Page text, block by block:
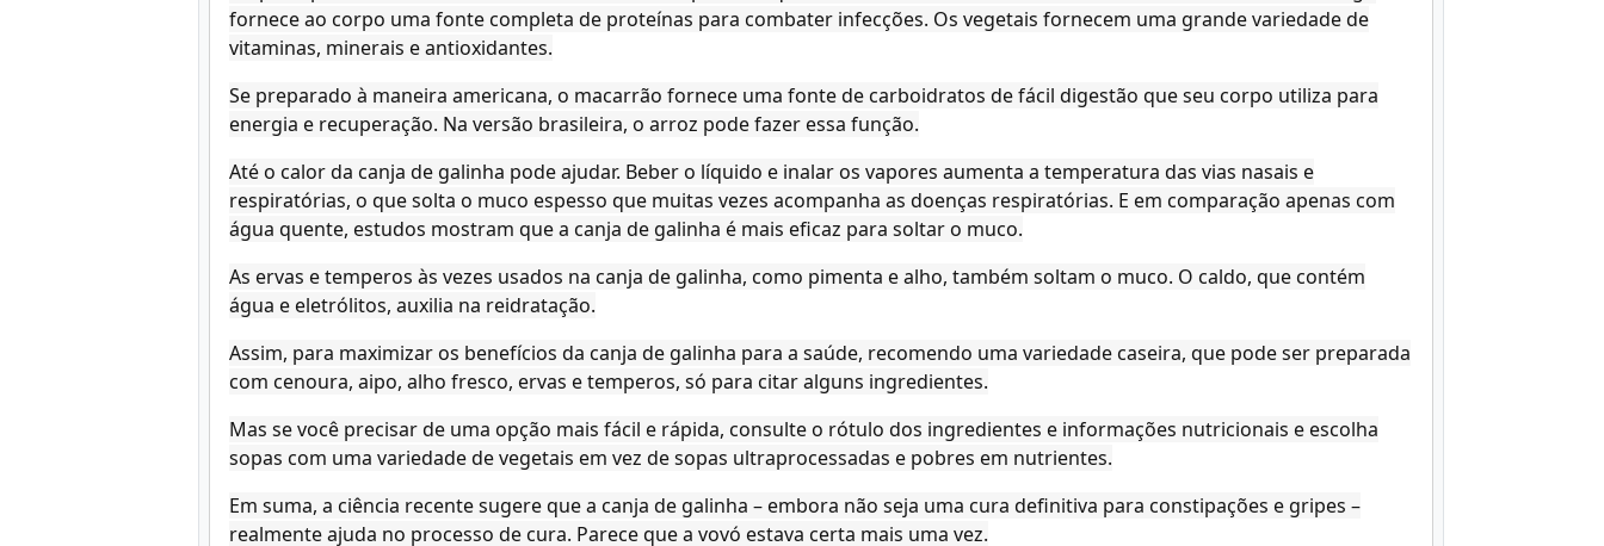
fornece ao corpo uma fonte completa de proteínas para combater infecções. Os vegetais fornecem uma grande variedade de
vitaminas, minerais e antioxidantes.
Se preparado à maneira americana, o macarrão fornece uma fonte de carboidratos de fácil digestão que seu corpo utiliza para
energia e recuperação. Na versão brasileira, o arroz pode fazer essa função.
Até o calor da canja de galinha pode ajudar. Beber o líquido e inalar os vapores aumenta a temperatura das vias nasais e
respiratórias, o que solta o muco espesso que muitas vezes acompanha as doenças respiratórias. E em comparação apenas com
água quente, estudos mostram que a canja de galinha é mais eficaz para soltar o muco.
As ervas e temperos às vezes usados na canja de galinha, como pimenta e alho, também soltam o muco. O caldo, que contém
água e eletrólitos, auxilia na reidratação.
Assim, para maximizar os benefícios da canja de galinha para a saúde, recomendo uma variedade caseira, que pode ser preparada
com cenoura, aipo, alho fresco, ervas e temperos, só para citar alguns ingredientes.
Mas se você precisar de uma opção mais fácil e rápida, consulte o rótulo dos ingredientes e informações nutricionais e escolha
sopas com uma variedade de vegetais em vez de sopas ultraprocessadas e pobres em nutrientes.
Em suma, a ciência recente sugere que a canja de galinha – embora não seja uma cura definitiva para constipações e gripes –
realmente ajuda no processo de cura. Parece que a vovó estava certa mais uma vez.